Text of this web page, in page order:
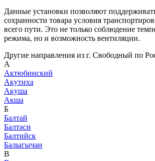
Данные установки позволяют
сохранности товара условия
всего пути. Это не только соблюдение
режима, но и возможность вентиляции.
Другие направления из г. Свободный по
А
Актюбинский
Акутиха
Акуша
Акша
Б
Балтай
Балтаси
Балтийск
Балыгычан
В